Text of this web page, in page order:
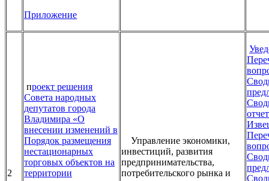
Приложение
2
проект решения
Совета народных
депутатов города
Владимира «О
внесении изменений в
Порядок размещения
нестационарных
торговых объектов на
территории
Управление экономики,
инвестиций, развития
предпринимательства,
потребительского рынка и
отчет